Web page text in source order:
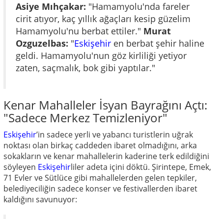
Asiye Mıhçakar: "Hamamyolu'nda fareler
cirit atıyor, kaç yıllık ağaçları kesip güzelim
Hamamyolu'nu berbat ettiler." Murat
Ozguzelbas: "Eskişehir en berbat şehir haline
geldi. Hamamyolu'nun göz kirliliği yetiyor
zaten, saçmalık, bok gibi yaptılar."
Kenar Mahalleler İsyan Bayrağını Açtı:
"Sadece Merkez Temizleniyor"
Eskişehir’in sadece yerli ve yabancı turistlerin uğrak
noktası olan birkaç caddeden ibaret olmadığını, arka
sokakların ve kenar mahallelerin kaderine terk edildiğini
söyleyen Eskişehirliler adeta içini döktü. Şirintepe, Emek,
71 Evler ve Sütlüce gibi mahallelerden gelen tepkiler,
belediyeciliğin sadece konser ve festivallerden ibaret
kaldığını savunuyor: